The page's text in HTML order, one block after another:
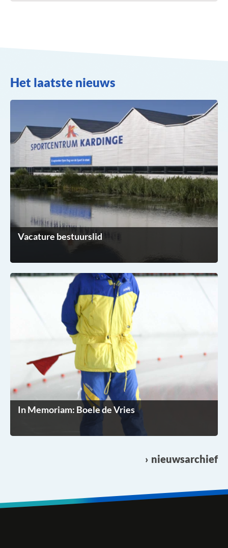
Het laatste nieuws
Vacature bestuurslid
In Memoriam: Boele de Vries
nieuwsarchief